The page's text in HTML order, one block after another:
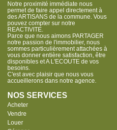
Notre proximité immédiate nous
permet de faire appel directement à
des ARTISANS de la commune. Vous
pouvez compter sur notre
REACTIVITE.
Parce que nous aimons PARTAGER
notre passion de l'immobilier, nous
sommes particulièrement attachées à
vous donner entière satisfaction, être
disponibles et A L'ECOUTE de vos
besoins.
C'est avec plaisir que nous vous
accueillerons dans notre agence.
NOS SERVICES
Acheter
Vendre
Louer